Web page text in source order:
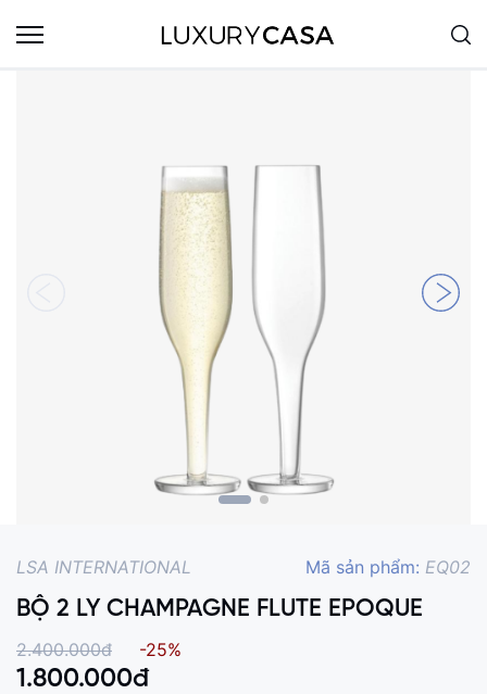
LSA INTERNATIONAL Mã sản phẩm: EQ02
BỘ 2 LY CHAMPAGNE FLUTE EPOQUE
2.400.000đ -25%
1.800.000đ